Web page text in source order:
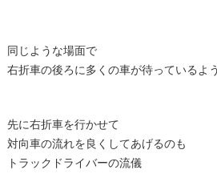
同じような場面で
右折車の後ろに多くの車が待っているよ
先に右折車を行かせて
対向車の流れを良くしてあげるのも
トラックドライバーの流儀